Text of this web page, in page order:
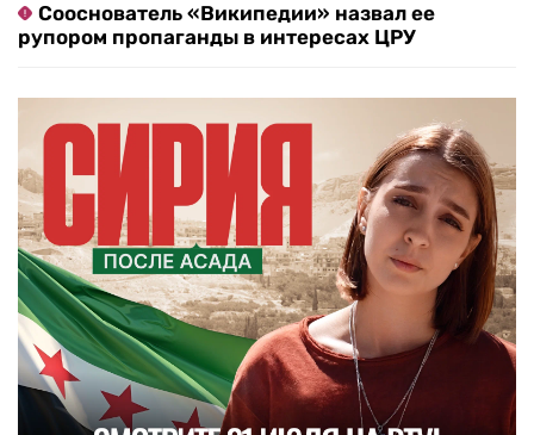
Сооснователь «Википедии» назвал ее
рупором пропаганды в интересах ЦРУ